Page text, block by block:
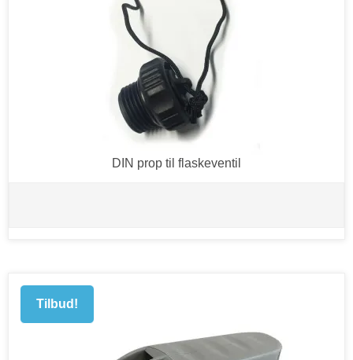
DIN prop til flaskeventil
Tilbud!